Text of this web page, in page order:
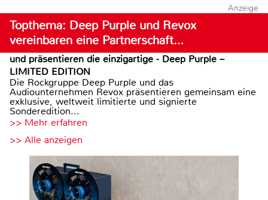
Anzeige
Topthema: Deep Purple und Revox
vereinbaren eine Partnerschaft…
und präsentieren die einzigartige - Deep Purple –
LIMITED EDITION
Die Rockgruppe Deep Purple und das
Audiounternehmen Revox präsentieren gemeinsam eine
exklusive, weltweit limitierte und signierte
Sonderedition...
>> Mehr erfahren
>> Alle anzeigen